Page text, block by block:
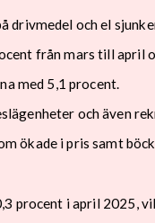
drivmedel och el
från mars till april
med 5,1 procent.
och även
ökade i pris samt
procent i april 2025,